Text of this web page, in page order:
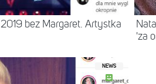
bez Margaret. Artystka
'za
NEWS